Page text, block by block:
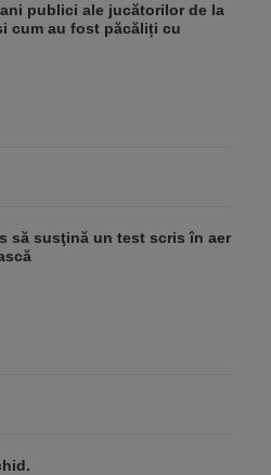
publici ale jucătorilor de la
cum au fost păcăliți cu
să susţină un test scris în aer